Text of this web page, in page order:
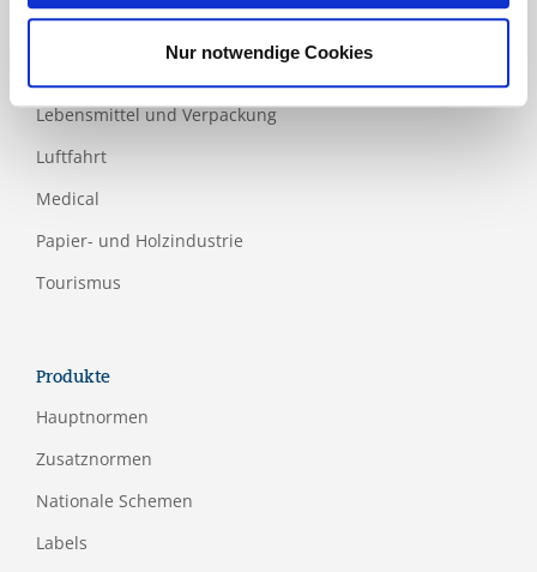
Nur notwendige Cookies
Lebensmittel und Verpackung
Luftfahrt
Medical
Papier- und Holzindustrie
Tourismus
Produkte
Hauptnormen
Zusatznormen
Nationale Schemen
Labels